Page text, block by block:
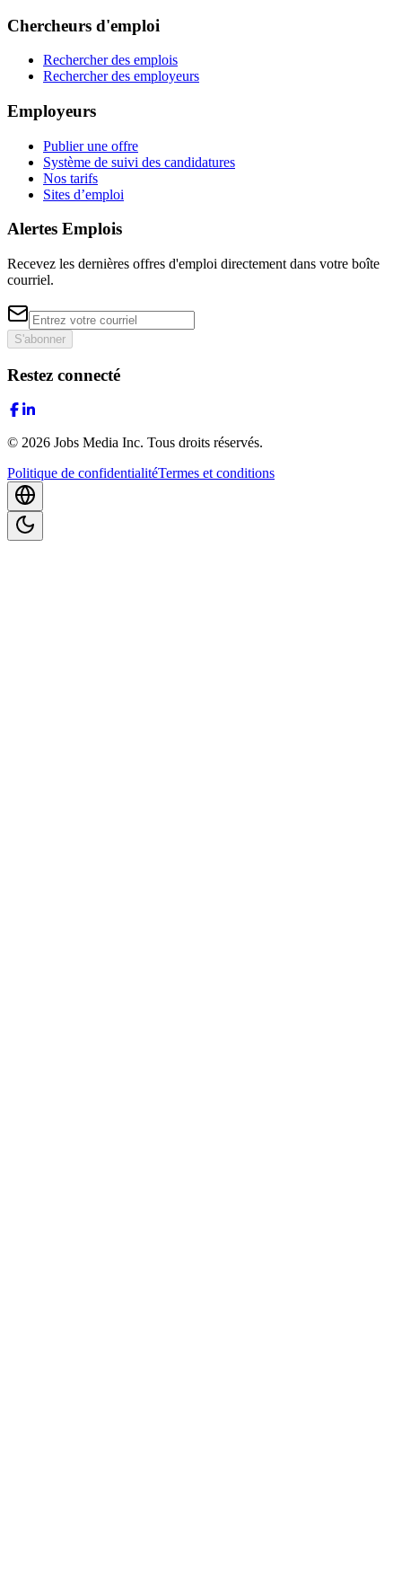
Chercheurs d'emploi
Rechercher des emplois
Rechercher des employeurs
Employeurs
Publier une offre
Système de suivi des candidatures
Nos tarifs
Sites d’emploi
Alertes Emplois
Recevez les dernières offres d'emploi directement dans votre boîte
courriel.
S'abonner
Restez connecté
© 2026 Jobs Media Inc. Tous droits réservés.
Politique de confidentialitéTermes et conditions